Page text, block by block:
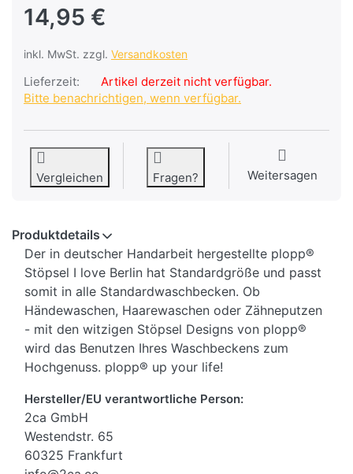
14,95 €
inkl. MwSt. zzgl. Versandkosten
Lieferzeit:
Artikel derzeit nicht verfügbar.
Bitte benachrichtigen, wenn verfügbar.
Vergleichen Fragen? Weitersagen
Produktdetails
Der in deutscher Handarbeit hergestellte plopp®
Stöpsel I love Berlin hat Standardgröße und passt
somit in alle Standardwaschbecken. Ob
Händewaschen, Haarewaschen oder Zähneputzen
- mit den witzigen Stöpsel Designs von plopp®
wird das Benutzen Ihres Waschbeckens zum
Hochgenuss. plopp® up your life!
Hersteller/EU verantwortliche Person:
2ca GmbH
Westendstr. 65
60325 Frankfurt